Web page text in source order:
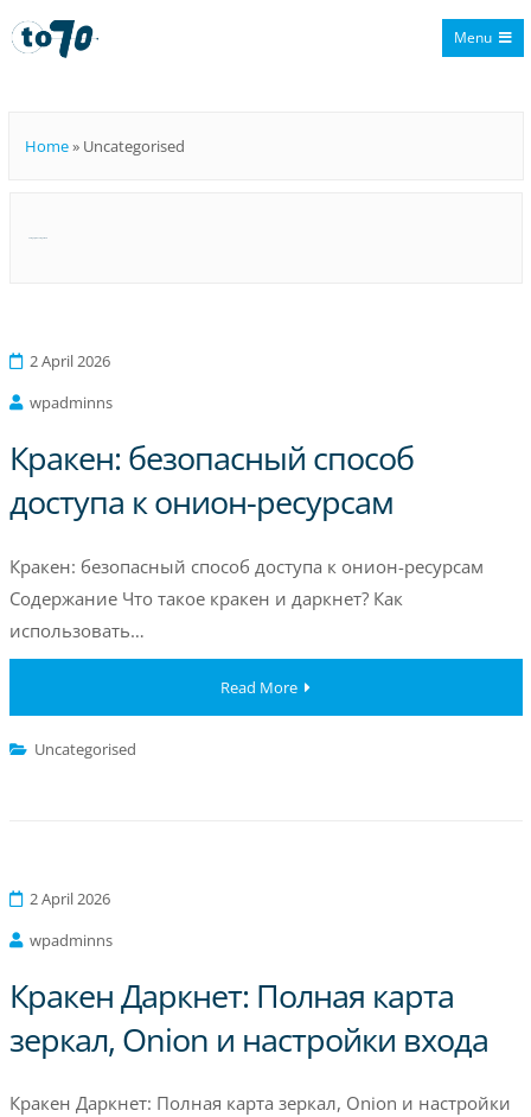
Menu
Home» Uncategorised
2 April 2026
wpadminns
Кракен: безопасный способ
доступа к онион-ресурсам
Кракен: безопасный способ доступа к онион-ресурсам
Содержание Что такое кракен и даркнет? Как
использовать…
Read More
Uncategorised
2 April 2026
wpadminns
Кракен Даркнет: Полная карта
зеркал, Onion и настройки входа
Кракен Даркнет: Полная карта зеркал, Onion и настройки